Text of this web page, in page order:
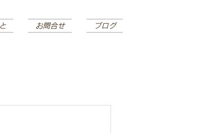
お問合せ ブログ